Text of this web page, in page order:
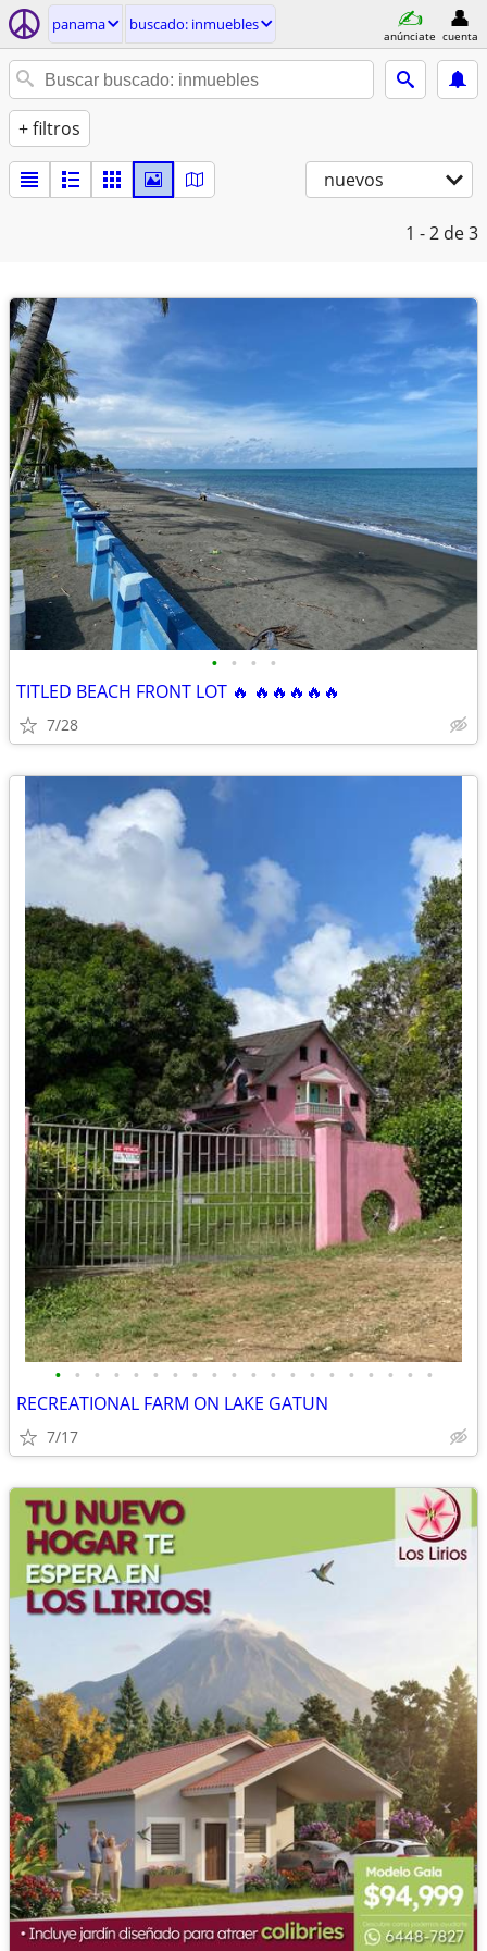
panama buscado: inmuebles
anúnciate cuenta
+ filtros
nuevos
1 - 2 de 3
• • • •
TITLED BEACH FRONT LOT 🔥 🔥🔥🔥🔥🔥
7/28
• • • • • • • • • • • • • • • • • • • •
RECREATIONAL FARM ON LAKE GATUN
7/17